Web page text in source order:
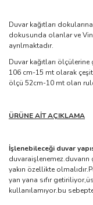
Duvar kağıtları
dokusunda olanlar ve
ayrılmaktadır.
Duvar kağıtları
106 cm-15 mt olarak
ölçü 52cm-10 mt olan
ÜRÜNE AİT AÇIKLAMA
İşlenebileceği duvar
yakın özellikte
yan yana sıfır
kullanılamıyor.bu